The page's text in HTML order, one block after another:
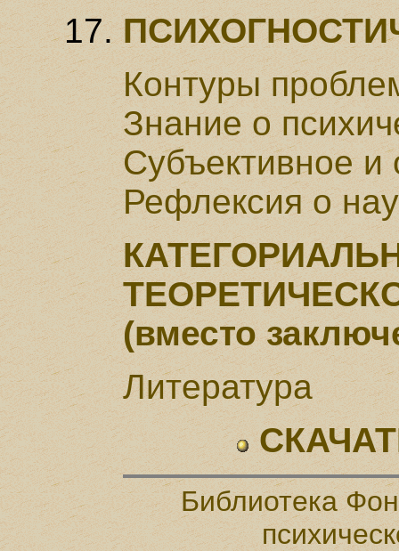
Контуры
Знание о
Субъективное и
Рефлексия о
(вместо
Литература
Библиотека